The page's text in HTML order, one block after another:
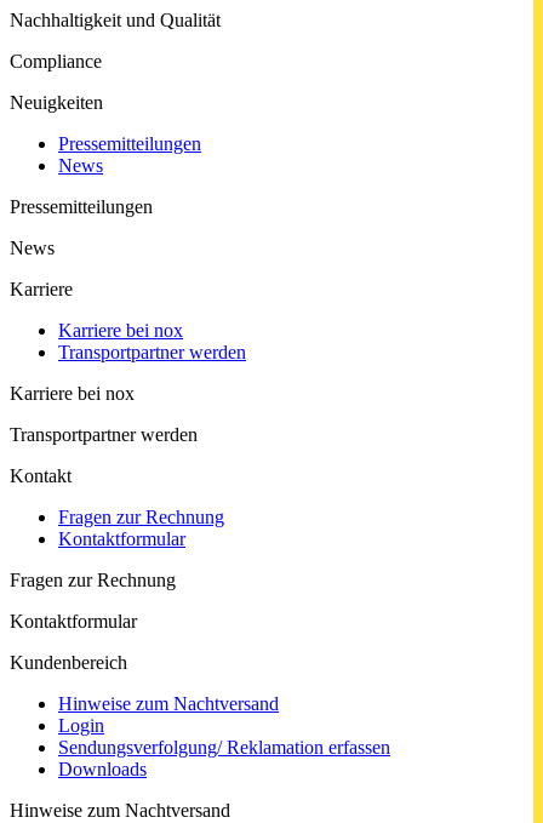
Nachhaltigkeit und Qualität
Compliance
Neuigkeiten
Pressemitteilungen
News
Pressemitteilungen
News
Karriere
Karriere bei nox
Trans­port­part­ner werden
Karriere bei nox
Trans­port­part­ner werden
Kontakt
Fragen zur Rechnung
Kontaktformular
Fragen zur Rechnung
Kontaktformular
Kundenbereich
Hinweise zum Nachtversand
Login
Sendungs­verfolgung/ Reklamation erfassen
Downloads
Hinweise zum Nachtversand